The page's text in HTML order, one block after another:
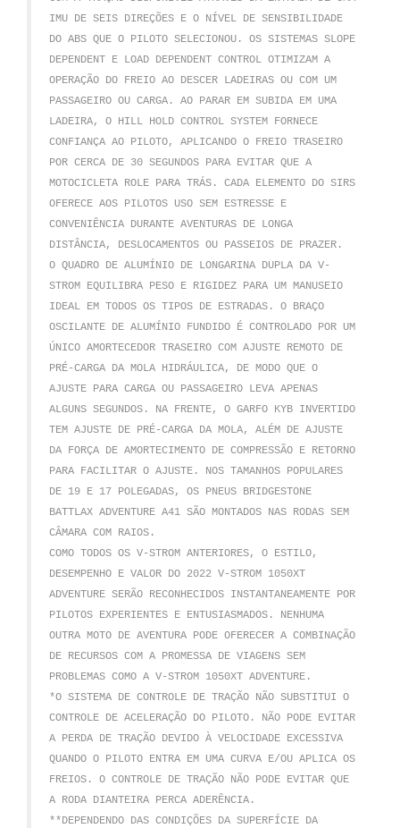
IMU DE SEIS DIREÇÕES E O NÍVEL DE SENSIBILIDADE
DO ABS QUE O PILOTO SELECIONOU. OS SISTEMAS SLOPE
DEPENDENT E LOAD DEPENDENT CONTROL OTIMIZAM A
OPERAÇÃO DO FREIO AO DESCER LADEIRAS OU COM UM
PASSAGEIRO OU CARGA. AO PARAR EM SUBIDA EM UMA
LADEIRA, O HILL HOLD CONTROL SYSTEM FORNECE
CONFIANÇA AO PILOTO, APLICANDO O FREIO TRASEIRO
POR CERCA DE 30 SEGUNDOS PARA EVITAR QUE A
MOTOCICLETA ROLE PARA TRÁS. CADA ELEMENTO DO SIRS
OFERECE AOS PILOTOS USO SEM ESTRESSE E
CONVENIÊNCIA DURANTE AVENTURAS DE LONGA
DISTÂNCIA, DESLOCAMENTOS OU PASSEIOS DE PRAZER.
O QUADRO DE ALUMÍNIO DE LONGARINA DUPLA DA V-
STROM EQUILIBRA PESO E RIGIDEZ PARA UM MANUSEIO
IDEAL EM TODOS OS TIPOS DE ESTRADAS. O BRAÇO
OSCILANTE DE ALUMÍNIO FUNDIDO É CONTROLADO POR UM
ÚNICO AMORTECEDOR TRASEIRO COM AJUSTE REMOTO DE
PRÉ-CARGA DA MOLA HIDRÁULICA, DE MODO QUE O
AJUSTE PARA CARGA OU PASSAGEIRO LEVA APENAS
ALGUNS SEGUNDOS. NA FRENTE, O GARFO KYB INVERTIDO
TEM AJUSTE DE PRÉ-CARGA DA MOLA, ALÉM DE AJUSTE
DA FORÇA DE AMORTECIMENTO DE COMPRESSÃO E RETORNO
PARA FACILITAR O AJUSTE. NOS TAMANHOS POPULARES
DE 19 E 17 POLEGADAS, OS PNEUS BRIDGESTONE
BATTLAX ADVENTURE A41 SÃO MONTADOS NAS RODAS SEM
CÂMARA COM RAIOS.
COMO TODOS OS V-STROM ANTERIORES, O ESTILO,
DESEMPENHO E VALOR DO 2022 V-STROM 1050XT
ADVENTURE SERÃO RECONHECIDOS INSTANTANEAMENTE POR
PILOTOS EXPERIENTES E ENTUSIASMADOS. NENHUMA
OUTRA MOTO DE AVENTURA PODE OFERECER A COMBINAÇÃO
DE RECURSOS COM A PROMESSA DE VIAGENS SEM
PROBLEMAS COMO A V-STROM 1050XT ADVENTURE.
*O SISTEMA DE CONTROLE DE TRAÇÃO NÃO SUBSTITUI O
CONTROLE DE ACELERAÇÃO DO PILOTO. NÃO PODE EVITAR
A PERDA DE TRAÇÃO DEVIDO À VELOCIDADE EXCESSIVA
QUANDO O PILOTO ENTRA EM UMA CURVA E/OU APLICA OS
FREIOS. O CONTROLE DE TRAÇÃO NÃO PODE EVITAR QUE
A RODA DIANTEIRA PERCA ADERÊNCIA.
**DEPENDENDO DAS CONDIÇÕES DA SUPERFÍCIE DA